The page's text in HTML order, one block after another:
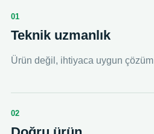
01
Teknik uzmanlık
Ürün değil, ihtiyaca uygun çözüm
02